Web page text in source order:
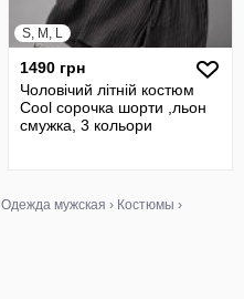
S, M, L
1490 грн
Чоловічий літній костюм
Cool сорочка шорти ,льон
смужка, 3 кольори
Одежда мужская › Костюмы ›